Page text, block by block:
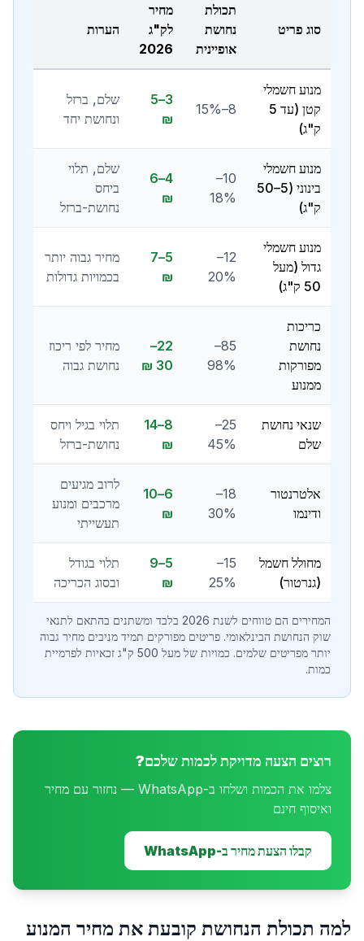
סוג פריט
תכולת
נחושת
אופיינית
מחיר
לק"ג
2026
הערות
מנוע חשמלי
קטן (עד 5
ק"ג)
8–15%
3–5
₪
שלם, ברזל
ונחושת יחד
מנוע חשמלי
בינוני (5–50
ק"ג)
10–
18%
4–6
₪
שלם, תלוי
ביחס
נחושת-ברזל
מנוע חשמלי
גדול (מעל
50 ק"ג)
12–
20%
5–7
₪
מחיר גבוה יותר
בכמויות גדולות
כריכות
נחושת
מפורקות
ממנוע
85–
98%
22–
30 ₪
מחיר לפי ריכוז
נחושת גבוה
שנאי נחושת
שלם
25–
45%
8–14
₪
תלוי בגיל ויחס
נחושת-ברזל
אלטרנטור
ודינמו
18–
30%
6–10
₪
לרוב מגיעים
מרכבים ומנוע
תעשייתי
מחולל חשמל
(גנרטור)
15–
25%
5–9
₪
תלוי בגודל
ובסוג הכריכה
המחירים הם טווחים לשנת 2026 בלבד ומשתנים בהתאם לתנאי
שוק הנחושת הבינלאומי. פריטים מפורקים תמיד מניבים מחיר גבוה
יותר מפריטים שלמים. כמויות של מעל 500 ק"ג זכאיות לפרמיית
כמות.
רוצים הצעה מדויקת לכמות שלכם?
צלמו את הכמות ושלחו ב-WhatsApp — נחזור עם מחיר
ואיסוף חינם
קבלו הצעת מחיר ב-WhatsApp
למה תכולת הנחושת קובעת את מחיר המנוע